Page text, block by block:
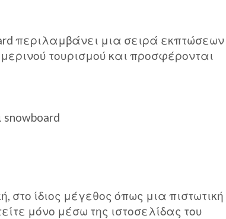
περιλαμβάνει μια σειρά εκπτώσεων
τουρισμού και προσφέρονται
στο ίδιος μέγεθος όπως μια πιστωτική
μόνο μέσω της ιστοσελίδας του